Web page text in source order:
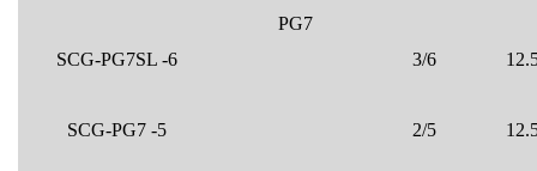
PG7
SCG-PG7SL -6 3/6
SCG-PG7 -5 2/5